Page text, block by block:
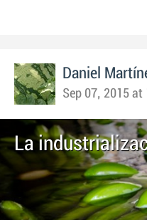
Daniel
Sep 07, 2015 at
La